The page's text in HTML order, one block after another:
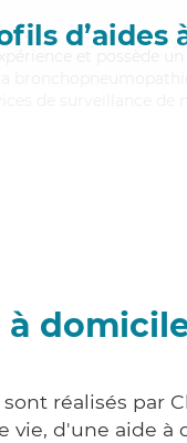
d’aides
et possède un
à
réalisés par
d'une aide